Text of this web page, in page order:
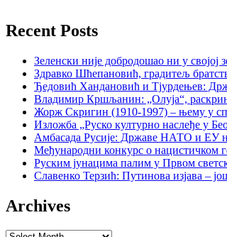
Recent Posts
Зеленски није добродошао ни у својој
Здравко Шћепановић, градитељ
Ђедовић Хандановић и Тјурдењев:
Владимир Кршљанин: „Олуја“,
Жорж Скригин (1910-1997) – њему у
Изложба „Руско културно наслеђе у
Амбасада Русије: Државе НАТО и ЕУ
Међународни конкурс о нацистичком
Руским јунацима палим у Првом
Славенко Терзић: Путинова изјава –
Archives